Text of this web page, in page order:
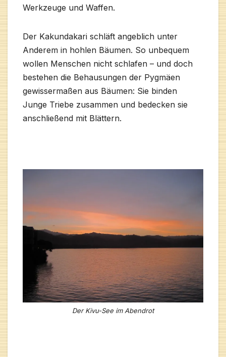
Werkzeuge und Waffen.
Der Kakundakari schläft angeblich unter
Anderem in hohlen Bäumen. So unbequem
wollen Menschen nicht schlafen – und doch
bestehen die Behausungen der Pygmäen
gewissermaßen aus Bäumen: Sie binden
Junge Triebe zusammen und bedecken sie
anschließend mit Blättern.
Der Kivu-See im Abendrot